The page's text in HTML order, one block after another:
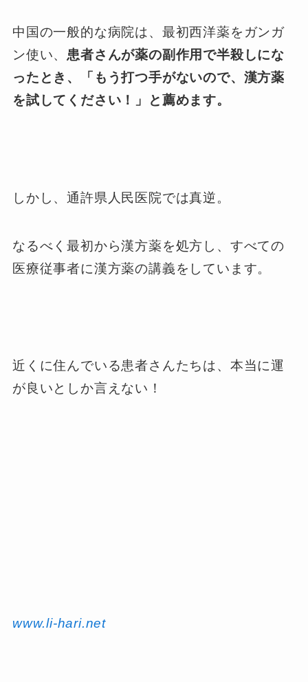
中国の一般的な病院は、最初西洋薬をガンガ
ン使い、患者さんが薬の副作用で半殺しにな
ったとき、「もう打つ手がないので、漢方薬
を試してください！」と薦めます。
しかし、通許県人民医院では真逆。
なるべく最初から漢方薬を処方し、すべての
医療従事者に漢方薬の講義をしています。
近くに住んでいる患者さんたちは、本当に運
が良いとしか言えない！
www.li-hari.net